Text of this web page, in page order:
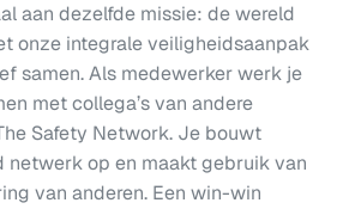
aan dezelfde missie: de wereld
onze integrale veiligheidsaanpak
samen. Als medewerker werk je
met collega’s van andere
Safety Network. Je bouwt
netwerk op en maakt gebruik van
van anderen. Een win-win